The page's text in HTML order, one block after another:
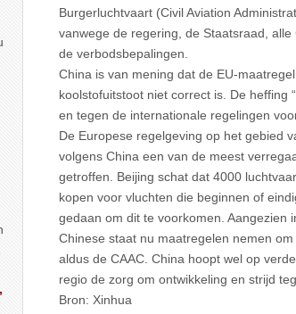
Burgerluchtvaart (Civil Aviation
vanwege de regering, de Staatsraad,
de verbodsbepalingen.
China is van mening dat de EU-
koolstofuitstoot niet correct is. De heffing
en tegen de internationale regelingen
De Europese regelgeving op het gebied
volgens China een van de meest
getroffen. Beijing schat dat 4000
kopen voor vluchten die beginnen of
gedaan om dit te voorkomen. Aangezien
Chinese staat nu maatregelen nemen
aldus de CAAC. China hoopt wel op
regio de zorg om ontwikkeling en strijd
Bron: Xinhua